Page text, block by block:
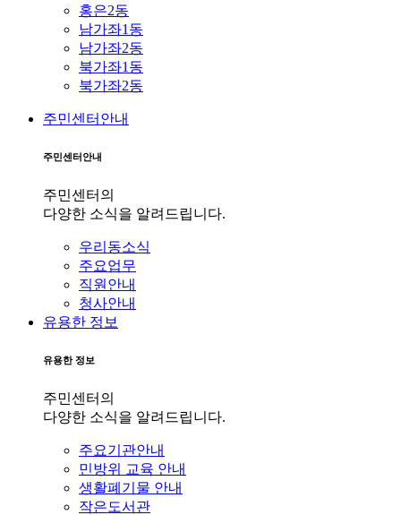
홍은2동
남가좌1동
남가좌2동
북가좌1동
북가좌2동
주민센터안내
주민센터안내
주민센터의
다양한 소식을 알려드립니다.
우리동소식
주요업무
직원안내
청사안내
유용한 정보
유용한 정보
주민센터의
다양한 소식을 알려드립니다.
주요기관안내
민방위 교육 안내
생활폐기물 안내
작은도서관